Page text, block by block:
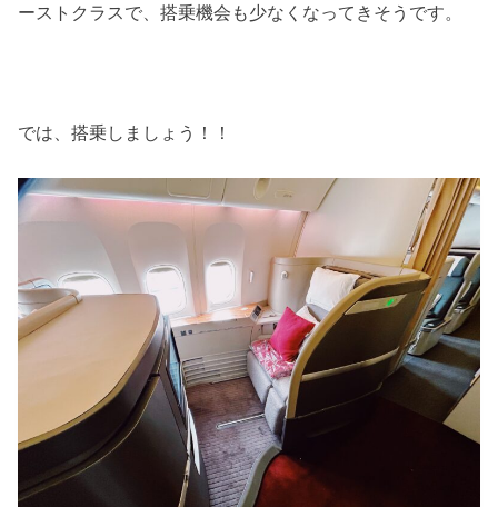
ーストクラスで、搭乗機会も少なくなってきそうです。
では、搭乗しましょう！！